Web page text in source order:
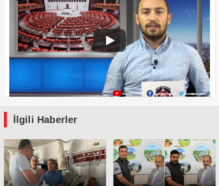
İlgili Haberler